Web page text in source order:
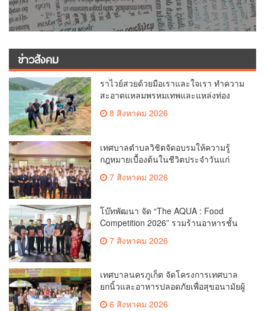
ข่าวสังคม
ราไวย์สวยด้วยมือเราและใจเรา ทำความ
สะอาดแหลมพรหมเทพและแหล่งท่อง
เที่ยว8 สิงหาคม 2026
เทศบาลตำบลวิชิตจัดอบรมให้ความรู้
กฎหมายเบื้องต้นในชีวิตประจำวันแก่
7 สิงหาคม 2026
โบ๊ทพัฒนา จัด “The AQUA : Food
Competition 2026” รวมร้านอาหารชั้น
ศักยภาพ Food Destination ย่านเชิงทะเล
7 สิงหาคม 2026
เทศบาลนครภูเก็ต จัดโครงการเทศบาล
ยกนิ้วและอาหารปลอดภัยเพื่อสุขอนามัยผู้
บริโภค
6 สิงหาคม 2026